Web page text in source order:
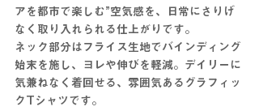
アを都市で楽しむ”空気感を、日常にさりげ
なく取り入れられる仕上がりです。
ネック部分はフライス生地でバインディング
始末を施し、ヨレや伸びを軽減。デイリーに
気兼ねなく着回せる、雰囲気あるグラフィッ
クTシャツです。